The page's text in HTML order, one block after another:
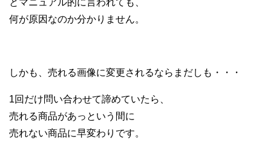
とマニュアル的に言われても、
何が原因なのか分かりません。
しかも、売れる画像に変更されるならまだしも・・・
1回だけ問い合わせて諦めていたら、
売れる商品があっという間に
売れない商品に早変わりです。